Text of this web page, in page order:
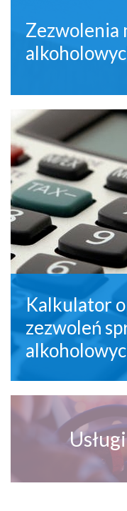
Zezwolenia
Kalkulator
zezwoleń